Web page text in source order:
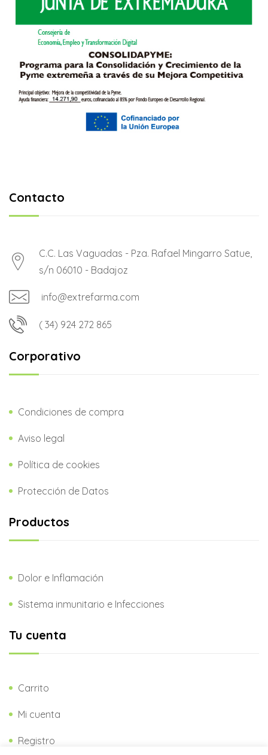
Contacto
C.C. Las Vaguadas - Pza. Rafael Mingarro Satue,
s/n 06010 - Badajoz
info@extrefarma.com
( 34) 924 272 865
Corporativo
Condiciones de compra
Aviso legal
Política de cookies
Protección de Datos
Productos
Dolor e Inflamación
Sistema inmunitario e Infecciones
Tu cuenta
Carrito
Mi cuenta
Registro